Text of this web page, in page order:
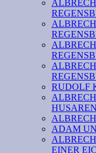
RUDOLF
ADAM
EINER